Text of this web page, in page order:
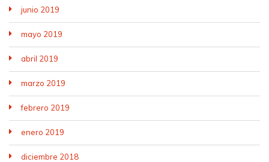
junio 2019
mayo 2019
abril 2019
marzo 2019
febrero 2019
enero 2019
diciembre 2018